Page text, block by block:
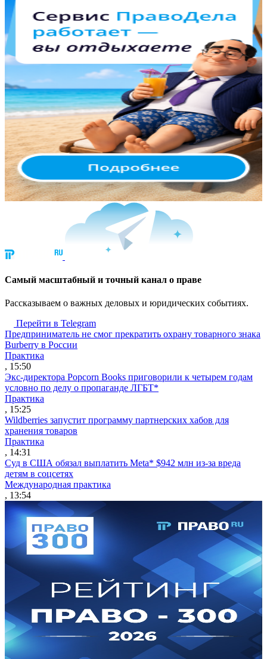
Cамый масштабный и точный канал о праве
Рассказываем о важных деловых и юридических событиях.
Перейти в Telegram
Предприниматель не смог прекратить охрану товарного знака
Burberry в России
Практика
, 15:50
Экс-директора Popcorn Books приговорили к четырем годам
условно по делу о пропаганде ЛГБТ*
Практика
, 15:25
Wildberries запустит программу партнерских хабов для
хранения товаров
Практика
, 14:31
Суд в США обязал выплатить Meta* $942 млн из-за вреда
детям в соцсетях
Международная практика
, 13:54